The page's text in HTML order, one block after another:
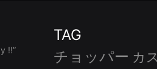
!!”
TAG
チョッパー カ